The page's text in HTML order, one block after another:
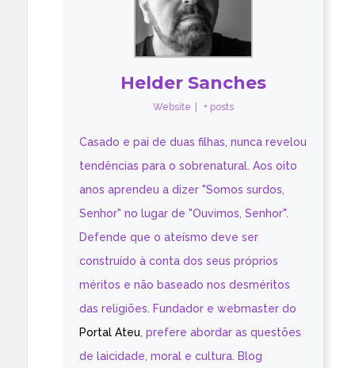
Helder Sanches
Website + posts
Casado e pai de duas filhas, nunca revelou
tendências para o sobrenatural. Aos oito
anos aprendeu a dizer "Somos surdos,
Senhor" no lugar de "Ouvimos, Senhor".
Defende que o ateísmo deve ser
construído à conta dos seus próprios
méritos e não baseado nos desméritos
das religiões. Fundador e webmaster do
Portal Ateu, prefere abordar as questões
de laicidade, moral e cultura. Blog